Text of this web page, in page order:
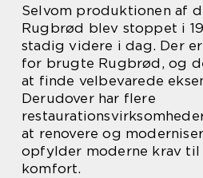
Selvom produktionen af
Rugbrød blev stoppet i
stadig videre i dag. Der
for brugte Rugbrød, og
at finde velbevarede
Derudover har flere
at renovere og
opfylder moderne krav til
komfort.